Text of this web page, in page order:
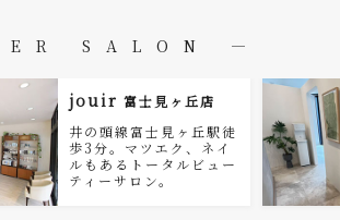
SALON ―
jouir 富士見ヶ丘店
井の頭線富士見ヶ丘駅徒
歩3分。マツエク、ネイ
ルもあるトータルビュー
ティーサロン。